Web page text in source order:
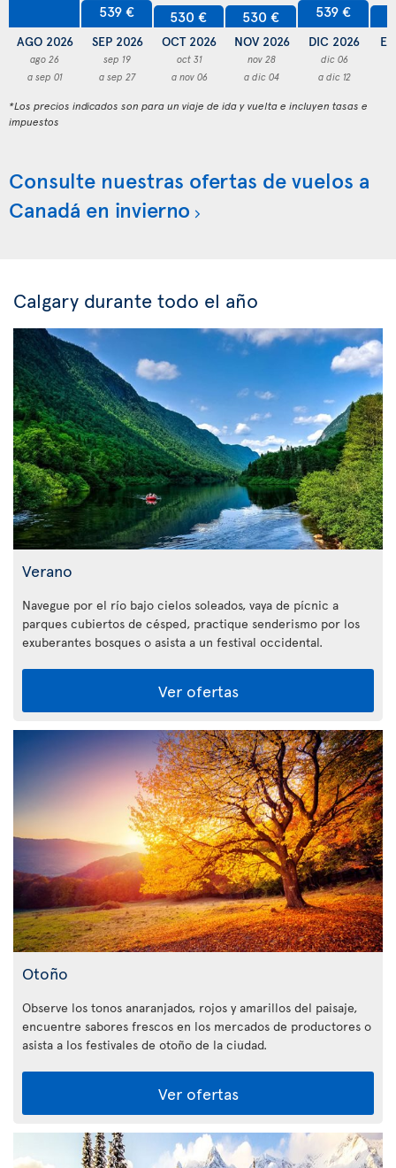
AGO 2026
ago 26
a sep 01
539 €
SEP 2026
sep 19
a sep 27
530 €
OCT 2026
oct 31
a nov 06
530 €
NOV 2026
nov 28
a dic 04
539 €
DIC 2026
dic 06
a dic 12
*Los precios indicados son para un viaje de ida y vuelta e incluyen tasas e
impuestos
Consulte nuestras ofertas de vuelos a
Canadá en invierno
Calgary durante todo el año
Verano
Navegue por el río bajo cielos soleados, vaya de pícnic a
parques cubiertos de césped, practique senderismo por los
exuberantes bosques o asista a un festival occidental.
Ver ofertas
Otoño
Observe los tonos anaranjados, rojos y amarillos del paisaje,
encuentre sabores frescos en los mercados de productores o
asista a los festivales de otoño de la ciudad.
Ver ofertas